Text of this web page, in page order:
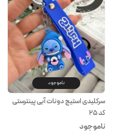
ناموجود
سرکلیدی استیج دونات آبی پینترستی
کد ۲۵
ناموجود